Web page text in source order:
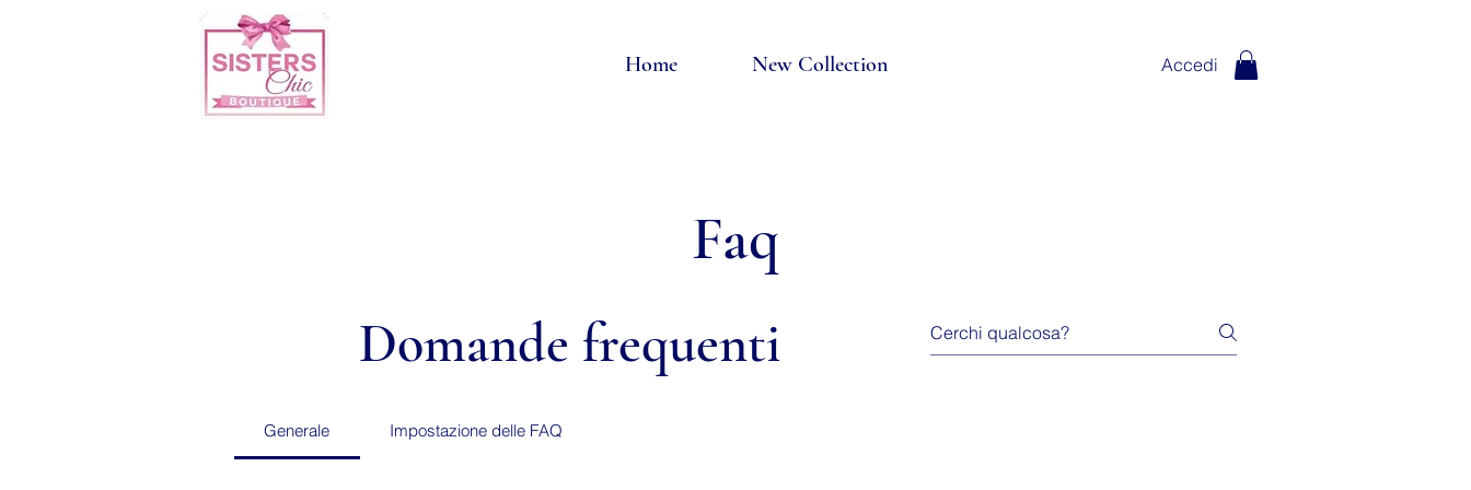
Home New Collection Accedi
Faq
Domande frequenti
Generale Impostazione delle FAQ